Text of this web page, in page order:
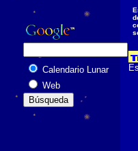
Calendario Lunar
Web